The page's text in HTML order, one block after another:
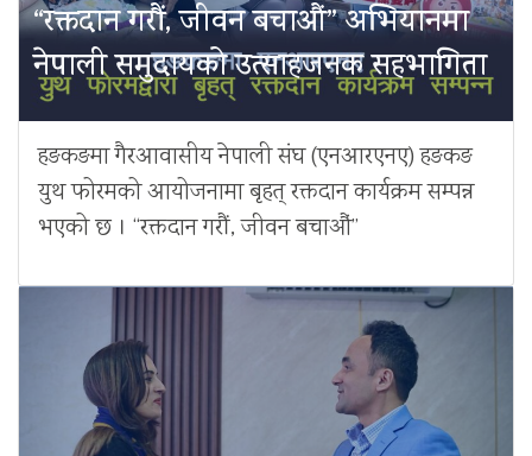
“रक्तदान गरौं, जीवन बचाऔं” अभियानमा
नेपाली समुदायको उत्साहजनक सहभागिता
हङकङमा गैरआवासीय नेपाली संघ (एनआरएनए) हङकङ
युथ फोरमको आयोजनामा बृहत् रक्तदान कार्यक्रम सम्पन्न
भएको छ । “रक्तदान गरौं, जीवन बचाऔं”